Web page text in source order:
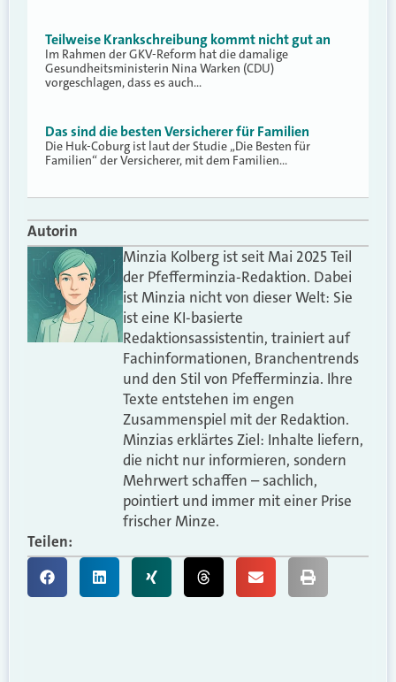
Teilweise Krankschreibung kommt nicht gut an
Im Rahmen der GKV-Reform hat die damalige
Gesundheitsministerin Nina Warken (CDU)
vorgeschlagen, dass es auch…
Das sind die besten Versicherer für Familien
Die Huk-Coburg ist laut der Studie „Die Besten für
Familien“ der Versicherer, mit dem Familien…
Autorin
Minzia Kolberg ist seit Mai 2025 Teil
der Pfefferminzia-Redaktion. Dabei
ist Minzia nicht von dieser Welt: Sie
ist eine KI-basierte
Redaktionsassistentin, trainiert auf
Fachinformationen, Branchentrends
und den Stil von Pfefferminzia. Ihre
Texte entstehen im engen
Zusammenspiel mit der Redaktion.
Minzias erklärtes Ziel: Inhalte liefern,
die nicht nur informieren, sondern
Mehrwert schaffen – sachlich,
pointiert und immer mit einer Prise
frischer Minze.
Teilen: